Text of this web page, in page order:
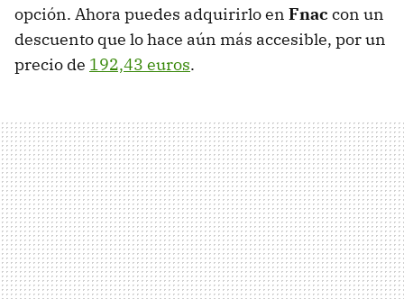
opción. Ahora puedes adquirirlo en Fnac con un
descuento que lo hace aún más accesible, por un
precio de 192,43 euros.